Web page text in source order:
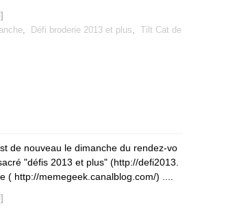
]
, Défi broderie 2013 et plus, Tilt Cat de
de nouveau le dimanche du rendez-vo
"défis 2013 et plus" (http://defi2013.
http://memegeek.canalblog.com/) ....
]